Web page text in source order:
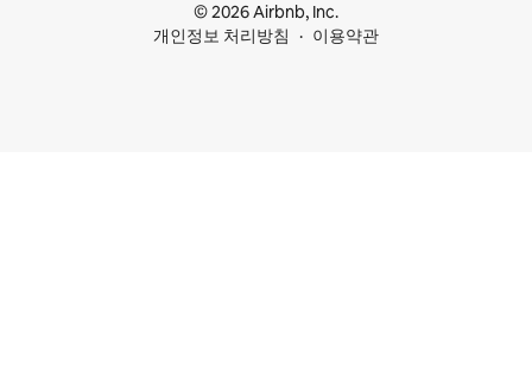
© 2026 Airbnb, Inc.
개인정보 처리방침
이용약관